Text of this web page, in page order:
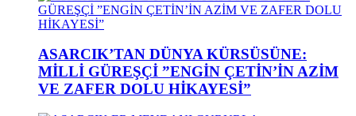
ASARCIK’TAN DÜNYA KÜRSÜSÜNE:
MİLLİ GÜREŞÇİ ”ENGİN ÇETİN’İN AZİM
VE ZAFER DOLU HİKAYESİ”